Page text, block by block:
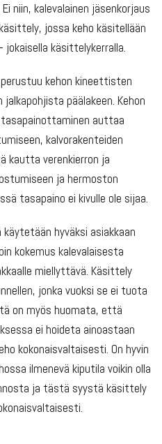
niin, kalevalainen jäsenkorjaus
jossa keho käsitellään
jokaisella käsittelykerralla.
kehon kineettisten
päälakeen. Kehon
auttaa
kalvorakenteiden
kautta verenkierron ja
ja hermoston
tasapaino ei kivulle ole sijaa.
hyväksi asiakkaan
kokemus kalevalaisesta
miellyttävä. Käsittely
jonka vuoksi se ei tuota
on myös huomata, että
ei hoideta ainoastaan
kokonaisvaltaisesti. On hyvin
ilmenevä kiputila voikin olla
ja tästä syystä käsittely